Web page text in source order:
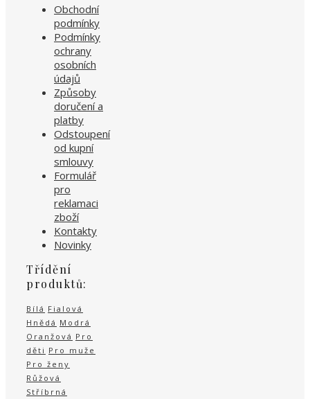
Obchodní
podmínky
Podmínky
ochrany
osobních
údajů
Způsoby
doručení a
platby
Odstoupení
od kupní
smlouvy
Formulář
pro
reklamaci
zboží
Kontakty
Novinky
Třídění
produktů:
Bílá Fialová
Hnědá Modrá
Oranžová Pro
děti Pro muže
Pro ženy
Růžová
Stříbrná